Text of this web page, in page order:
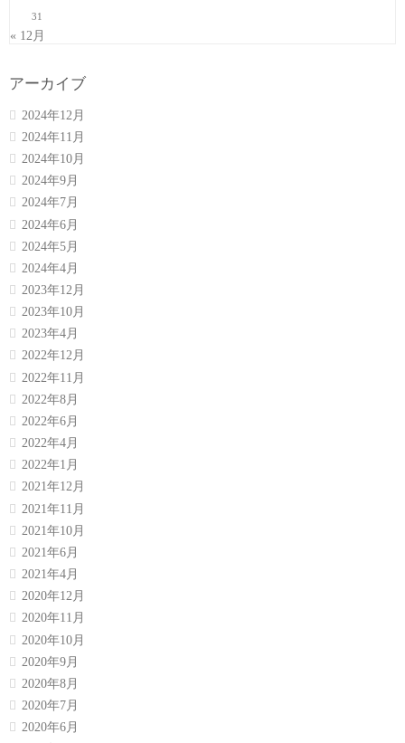
31
« 12月
アーカイブ
2024年12月
2024年11月
2024年10月
2024年9月
2024年7月
2024年6月
2024年5月
2024年4月
2023年12月
2023年10月
2023年4月
2022年12月
2022年11月
2022年8月
2022年6月
2022年4月
2022年1月
2021年12月
2021年11月
2021年10月
2021年6月
2021年4月
2020年12月
2020年11月
2020年10月
2020年9月
2020年8月
2020年7月
2020年6月